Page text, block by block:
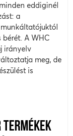
eddiginél
a
A WHC
irányelv
meg, de
is
TERMÉKEK